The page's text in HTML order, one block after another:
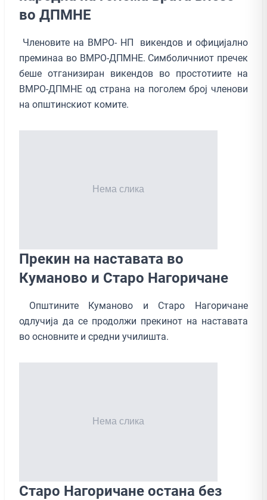
во ДПМНЕ
Членовите на ВМРО- НП викендов и официјално
преминаа во ВМРО-ДПМНЕ. Симболичниот пречек
беше отганизиран викендов во простотиите на
ВМРО-ДПМНЕ од страна на поголем број членови
на општинскиот комите.
Прекин на наставата во
Куманово и Старо Нагоричане
Општините Куманово и Старо Нагоричане
одлучија да се продолжи прекинот на наставата
во основните и средни училишта.
Старо Нагоричaне остана без